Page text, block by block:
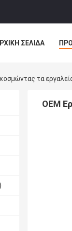
ΣΕΛΊΔΑ
τα
OEM